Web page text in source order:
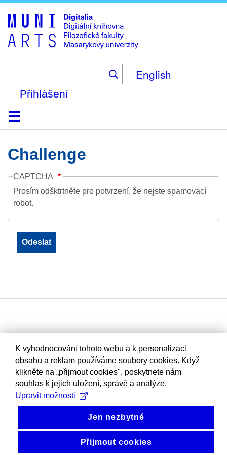
to
main
content
English
Přihlášení
DomůKolekce
Prohlížení
Vyhledávání
O platformě
Nápověda
KontaktDigitalia
Challenge
CAPTCHA
Prosím odšktrtněte pro potvrzení, že nejste spamovací
robot.
K vyhodnocování tohoto webu a k personalizaci
obsahu a reklam používáme soubory cookies. Když
klikněte na „přijmout cookies", poskytnete nám
souhlas k jejich uložení, správě a analýze.
Upravit možnosti
Jen nezbytné
Přijmout cookies